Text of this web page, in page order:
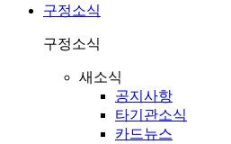
구정소식
구정소식
새소식
공지사항
타기관소식
카드뉴스